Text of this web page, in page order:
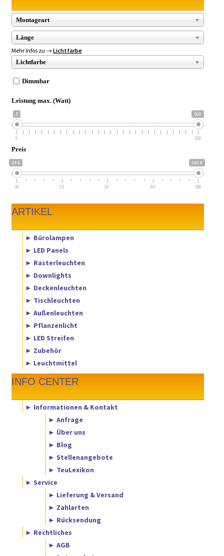
Montageart
Länge
Mehr Infos zu → Lichtfarbe
Lichtfarbe
Dimmbar
Leistung max. (Watt)
5 500
5 500
Preis
34 € 100 €
34 51 67 84 100
ARTIKEL
► Bürolampen
► LED Panels
► Rasterleuchten
► Downlights
► Deckenleuchten
► Tischleuchten
► Außenleuchten
► Pflanzenlicht
► LED Streifen
► Zubehör
► Leuchtmittel
INFO CENTER
► Informationen & Kontakt
► Anfrage
► Über uns
► Blog
► Stellenangebote
► TeuLexikon
► Service
► Lieferung & Versand
► Zahlarten
► Rücksendung
► Rechtliches
► AGB